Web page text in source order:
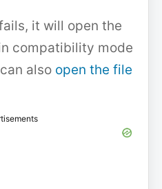
it will open the
compatibility mode
also open the file